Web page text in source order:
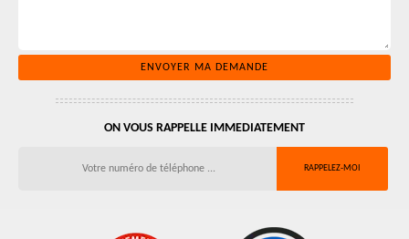
ON VOUS RAPPELLE IMMEDIATEMENT